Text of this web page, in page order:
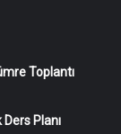
Toplantı
Ders Planı